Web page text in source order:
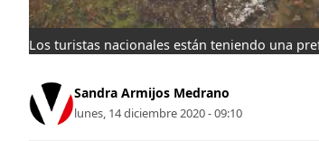
Los turistas nacionales están teniendo una
Sandra Armijos Medrano
lunes, 14 diciembre 2020 - 09:10